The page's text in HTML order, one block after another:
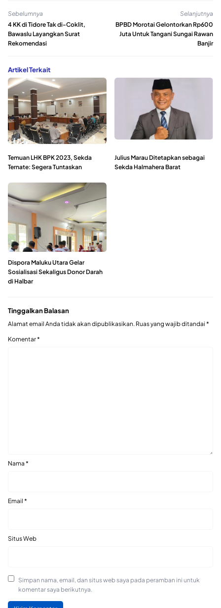
Sebelumnya
4 KK di Tidore Tak di-Coklit,
Bawaslu Layangkan Surat
Rekomendasi
Selanjutnya
BPBD Morotai Gelontorkan Rp600
Juta Untuk Tangani Sungai Rawan
Banjir
Artikel Terkait
Temuan LHK BPK 2023, Sekda
Ternate: Segera Tuntaskan
Julius Marau Ditetapkan sebagai
Sekda Halmahera Barat
Dispora Maluku Utara Gelar
Sosialisasi Sekaligus Donor Darah
di Halbar
Tinggalkan Balasan
Alamat email Anda tidak akan dipublikasikan. Ruas yang wajib ditandai *
Komentar*
Nama *
Email *
Situs Web
Simpan nama, email, dan situs web saya pada peramban ini untuk
komentar saya berikutnya.